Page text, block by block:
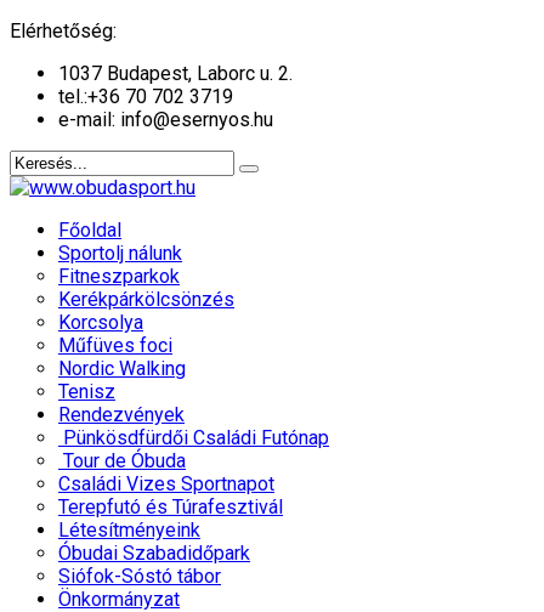
Elérhetőség:
1037 Budapest, Laborc u. 2.
tel.:+36 70 702 3719
e-mail: info@esernyos.hu
Főoldal
Sportolj nálunk
Fitneszparkok
Kerékpárkölcsönzés
Korcsolya
Műfüves foci
Nordic Walking
Tenisz
Rendezvények
Pünkösdfürdői Családi Futónap
Tour de Óbuda
Családi Vizes Sportnapot
Terepfutó és Túrafesztivál
Létesítményeink
Óbudai Szabadidőpark
Siófok-Sóstó tábor
Önkormányzat
év
hónap
év
hónap